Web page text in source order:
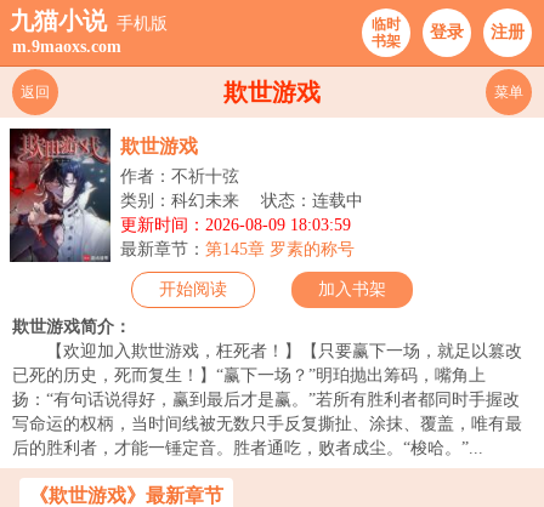
九猫小说 手机版
m.9maoxs.com
临时
书架
登录 注册
欺世游戏
返回 菜单
欺世游戏
作者：不祈十弦
类别：科幻未来
状态：连载中
更新时间：2026-08-09 18:03:59
最新章节： 第145章 罗素的称号
开始阅读 加入书架
欺世游戏简介：
【欢迎加入欺世游戏，枉死者！】【只要赢下一场，就足以篡改
已死的历史，死而复生！】“赢下一场？”明珀抛出筹码，嘴角上
扬：“有句话说得好，赢到最后才是赢。”若所有胜利者都同时手握改
写命运的权柄，当时间线被无数只手反复撕扯、涂抹、覆盖，唯有最
后的胜利者，才能一锤定音。胜者通吃，败者成尘。“梭哈。”...
《欺世游戏》最新章节